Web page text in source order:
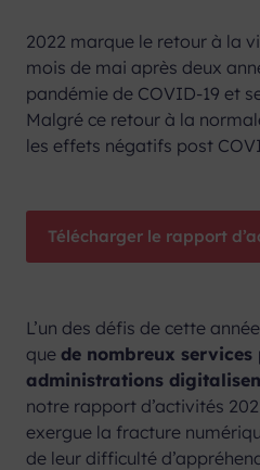
2022 marque le retour à la
mois de mai après deux
pandémie de COVID-19 et
Malgré ce retour à la
les effets négatifs post
Télécharger le rapport
L’un des défis de cette
que de nombreux services
administrations
notre rapport d’activités
exergue la fracture
de leur difficulté